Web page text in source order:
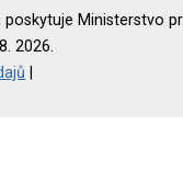
Ministerstvo
2026.